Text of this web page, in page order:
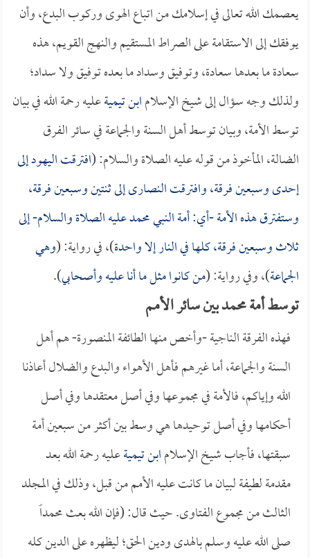
يعصمك الله تعالى في إسلامك من اتباع الهوى وركوب البدع، وأن
يوفقك إلى الاستقامة على الصراط المستقيم والنهج القويم، هذه
سعادة ما بعدها سعادة، وتوفيق وسداد ما بعده توفيق ولا سداد؛
ولذلك وجه سؤال إلى شيخ الإسلامابن تيميةعليه رحمة الله في بيان
توسط الأمة، وبيان توسط أهل السنة والجماعة في سائر الفرق
الضالة، المأخوذ من قوله عليه الصلاة والسلام: (افترقت اليهود إلى
إحدى وسبعين فرقة، وافترقت النصارى إلى ثنتين وسبعين فرقة،
وستفترق هذه الأمة -أي: أمة النبي محمد عليه الصلاة والسلام- إلى
ثلاث وسبعين فرقة، كلها في النار إلا واحدة)، في رواية: (وهي
الجماعة)، وفي رواية: (من كانوا مثل ما أنا عليه وأصحابي).
توسط أمة محمد بين سائر الأمم
فهذه الفرقة الناجية -وأخص منها الطائفة المنصورة- هم أهل
السنة والجماعة، أما غيرهم فأهل الأهواء والبدع والضلال أعاذنا
الله وإياكم، فالأمة في مجموعها وفي أصل معتقدها وفي أصل
أحكامها وفي أصل توحيدها هي وسط بين أكثر من سبعين أمة
سبقتها، فأجاب شيخ الإسلامابن تيميةعليه رحمة الله بعد
مقدمة لطيفة لبيان ما كانت عليه الأمم من قبل، وذلك في المجلد
الثالث من مجموع الفتاوى. حيث قال: (فإن الله بعث محمداً
صلى الله عليه وسلم بالهدى ودين الحق؛ ليظهره على الدين كله